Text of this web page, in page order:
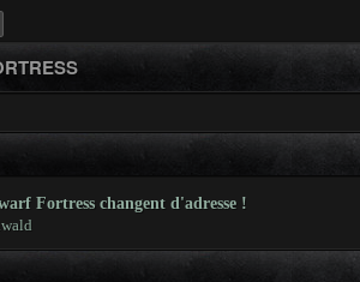
Fortress changent d'adresse !
- 0 sur 5 en moyenne
12345